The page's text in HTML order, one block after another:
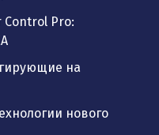
Control Pro:
на
нового